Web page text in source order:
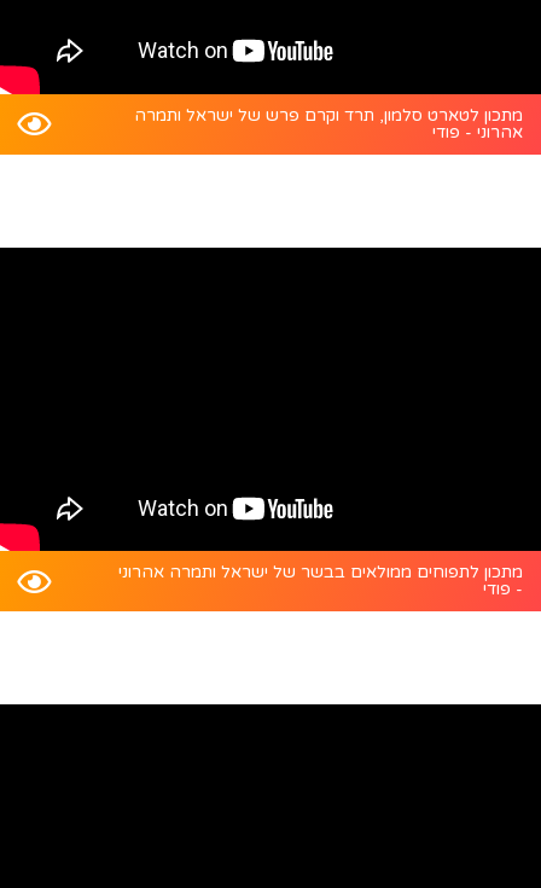
מתכון לטארט סלמון, תרד וקרם פרש של ישראל ותמרה
אהרוני - פודי
מתכון לתפוחים ממולאים בבשר של ישראל ותמרה אהרוני
- פודי